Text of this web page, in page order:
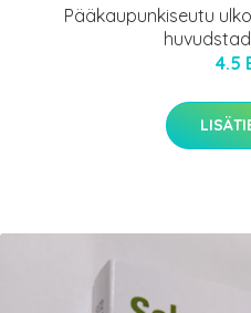
Pääkaupunkiseutu
4.5